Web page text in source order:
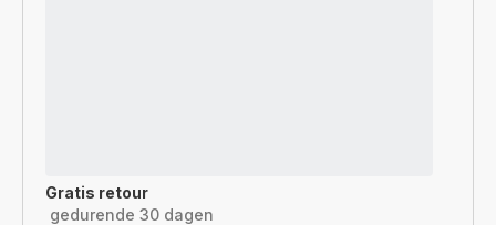
Gratis retour
gedurende 30 dagen